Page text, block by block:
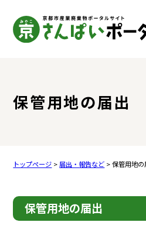
保管用地の届出
トップページ >届出・報告など > 保管用地の
保管用地の届出